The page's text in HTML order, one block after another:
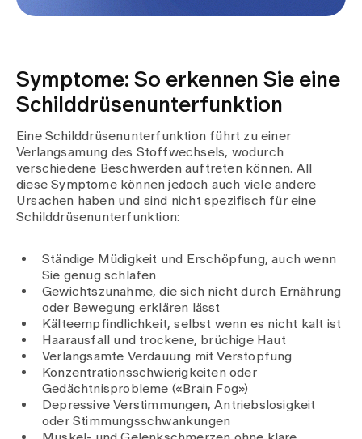
Symptome: So erkennen Sie eine
Schilddrüsenunterfunktion
Eine Schilddrüsenunterfunktion führt zu einer
Verlangsamung des Stoffwechsels, wodurch
verschiedene Beschwerden auftreten können. All
diese Symptome können jedoch auch viele andere
Ursachen haben und sind nicht spezifisch für eine
Schilddrüsenunterfunktion:
Ständige Müdigkeit und Erschöpfung, auch wenn
Sie genug schlafen
Gewichtszunahme, die sich nicht durch Ernährung
oder Bewegung erklären lässt
Kälteempfindlichkeit, selbst wenn es nicht kalt ist
Haarausfall und trockene, brüchige Haut
Verlangsamte Verdauung mit Verstopfung
Konzentrationsschwierigkeiten oder
Gedächtnisprobleme («Brain Fog»)
Depressive Verstimmungen, Antriebslosigkeit
oder Stimmungsschwankungen